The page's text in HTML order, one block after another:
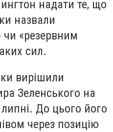
надати те, що
назвали
чи «резервним
сил.
вирішили
Зеленського на
До цього його
через позицію